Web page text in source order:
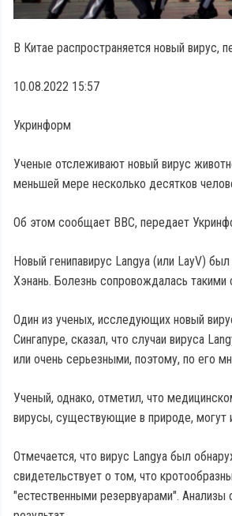
В Китае распространяется новый
10.08.2022 15:57
Укринформ
Ученые отслеживают новый вирус
меньшей мере несколько десятков
Об этом сообщает ВВС, передает
Новый генипавирус Langya (или LayV)
Хэнань. Болезнь сопровождалась
Один из ученых, исследующих новый
Сингапуре, сказал, что случаи вируса
или очень серьезными, поэтому, по его
Ученый, однако, отметил, что
вирусы, существующие в природе, могут
Отмечается, что вирус Langya был
свидетельствует о том, что
"естественными резервуарами". Анализы